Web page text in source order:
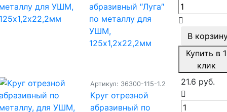
абразивный ″Луга″
по металлу для
УШМ,
125х1,2х22,2мм
В
Купить в 1
клик
Артикул: 36300-115-1.2
Круг отрезной
абразивный по
21.6 руб.